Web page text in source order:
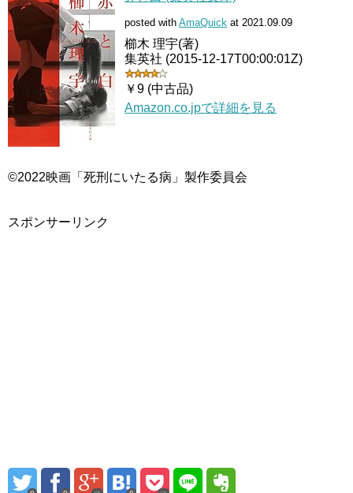
posted with AmaQuick at 2021.09.09
櫛木 理宇(著)
集英社 (2015-12-17T00:00:01Z)
￥9 (中古品)
Amazon.co.jpで詳細を見る
©2022映画「死刑にいたる病」製作委員会
スポンサーリンク